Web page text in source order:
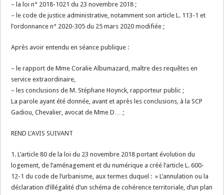
– la loi n° 2018-1021 du 23 novembre 2018 ;
– le code de justice administrative, notamment son article L. 113-1 et
l’ordonnance n° 2020-305 du 25 mars 2020 modifiée ;
Après avoir entendu en séance publique :
– le rapport de Mme Coralie Albumazard, maître des requêtes en
service extraordinaire,
– les conclusions de M. Stéphane Hoynck, rapporteur public ;
La parole ayant été donnée, avant et après les conclusions, à la SCP
Gadiou, Chevalier, avocat de Mme D… ;
REND L’AVIS SUIVANT
1. L’article 80 de la loi du 23 novembre 2018 portant évolution du
logement, de l’aménagement et du numérique a créé l’article L. 600-
12-1 du code de l’urbanisme, aux termes duquel : » L’annulation ou la
déclaration d’illégalité d’un schéma de cohérence territoriale, d’un plan